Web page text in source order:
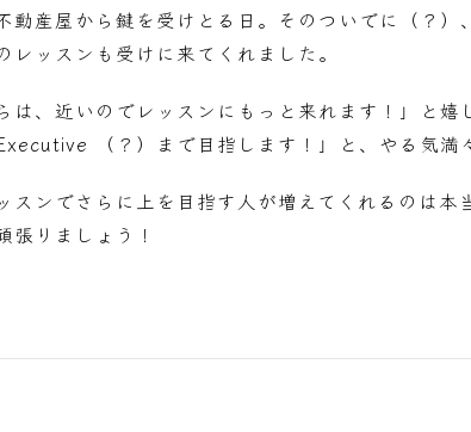
動産屋から鍵を受けとる日。そのついでに（？）
レッスンも受けに来てくれました。
は、近いのでレッスンにもっと来れます！」と
（？）まで目指します！」と、やる気満
スンでさらに上を目指す人が増えてくれるのは本
張りましょう！